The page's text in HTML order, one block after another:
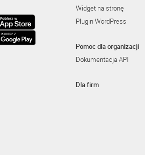
Widget na stronę
Plugin WordPress
Pomoc dla organizacji
Dokumentacja API
Dla firm